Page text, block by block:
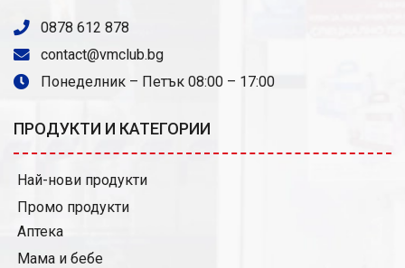
0878 612 878
contact@vmclub.bg
Понеделник – Петък 08:00 – 17:00
ПРОДУКТИ И КАТЕГОРИИ
Най-нови продукти
Промо продукти
Аптека
Мама и бебе